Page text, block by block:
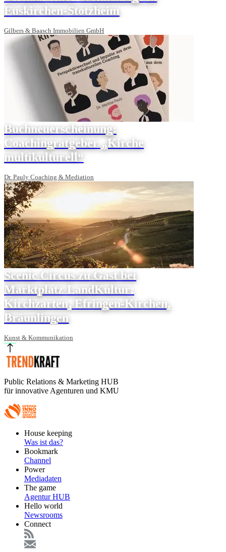
Euskirchen-Stotzheim
Gilbers & Baasch Immobilien GmbH
Buchneuerscheinung:
Coachingratgeber „Kirche
multikulturell“
Dr. Pauly Coaching & Mediation
Scenic Circus zu Gast bei
Marktplatz LandKultur:
Kirchzarten, Efringen-Kirchen,
Bräunlingen
Kunst & Kommunikation
Public Relations & Marketing HUB
für innovative Agenturen und KMU
FooterHouse keeping
Was ist das?
Bookmark
Channel
Power
Mediadaten
The game
Agentur HUB
Hello world
Newsrooms
Connect